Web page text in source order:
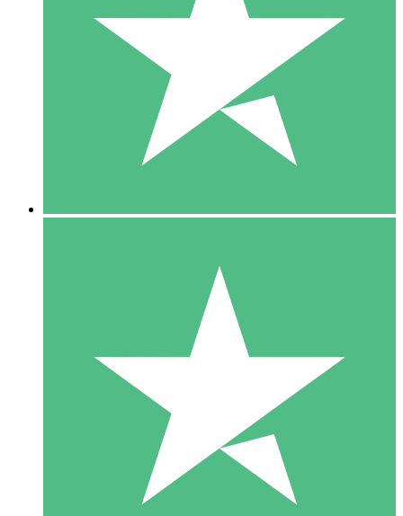
Betaal per gebruik met downloadtegoeden. Geen maandelijkse
1000
10 Downloaden
20 00